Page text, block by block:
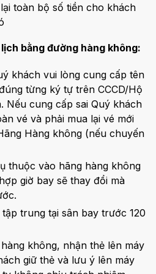
toàn bộ số tiền cho khách
bằng đường hàng không:
khách vui lòng cung cấp tên
từng ký tự trên CCCD/Hộ
Nếu cung cấp sai Quý khách
vé và phải mua lại vé mới
Hàng không (nếu chuyến
thuộc vào hãng hàng không
giờ bay sẽ thay đổi mà
trung tại sân bay trước 120
không, nhận thẻ lên máy
giữ thẻ và lưu ý lên máy